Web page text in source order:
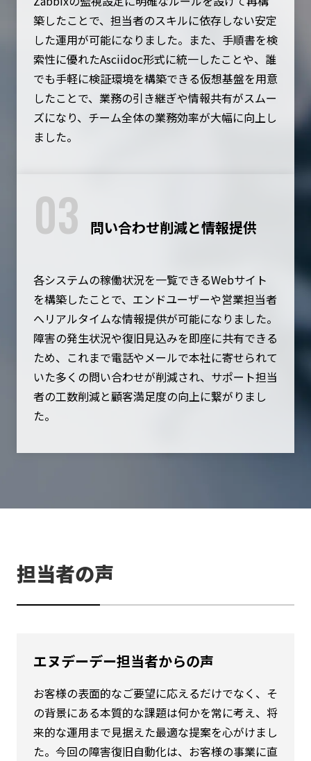
築したことで、担当者のスキルに依存しない安定
した運用が可能になりました。また、手順書を検
索性に優れたAsciidoc形式に統一したことや、誰
でも手軽に検証環境を構築できる仮想基盤を用意
したことで、業務の引き継ぎや情報共有がスムー
ズになり、チーム全体の業務効率が大幅に向上し
ました。
03 問い合わせ削減と情報提供
各システムの稼働状況を一覧できるWebサイト
を構築したことで、エンドユーザーや営業担当者
へリアルタイムな情報提供が可能になりました。
障害の発生状況や復旧見込みを即座に共有できる
ため、これまで電話やメールで本社に寄せられて
いた多くの問い合わせが削減され、サポート担当
者の工数削減と顧客満足度の向上に繋がりまし
た。
担当者の声
エヌデーデー担当者からの声
お客様の表面的なご要望に応えるだけでなく、そ
の背景にある本質的な課題は何かを常に考え、将
来的な運用まで見据えた最適な提案を心がけまし
た。今回の障害復旧自動化は、お客様の事業に直